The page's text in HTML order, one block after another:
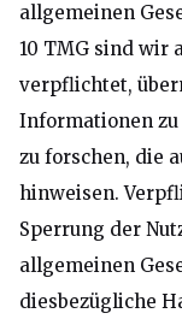
allgemeinen
10 TMG sind wir
verpflichtet,
Informationen zu
zu forschen, die
hinweisen.
Sperrung der
allgemeinen
diesbezügliche